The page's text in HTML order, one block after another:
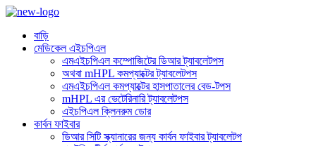
বাড়ি
মেডিকেল এইচপিএল
এমএইচপিএল কম্পোজিটের ডিআর ট্যাবলেটপস
অথবা mHPL কমপ্যাক্টের ট্যাবলেটপস
এমএইচপিএল কমপ্যাক্টের হাসপাতালের বেড-টপস
mHPL এর ভেটেরিনারি ট্যাবলেটপস
এইচপিএল ক্লিনরুম ডোর
কার্বন ফাইবার
ডিআর সিটি স্ক্যানারের জন্য কার্বন ফাইবার ট্যাবলেটপ